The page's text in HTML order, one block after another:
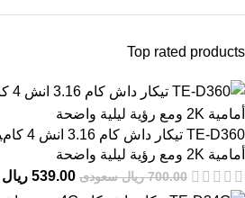
Top rated products
أمامية 2K ومع رؤية ليلية واضحة
700.00 ريال سعودى 539.00 ريال سعودى